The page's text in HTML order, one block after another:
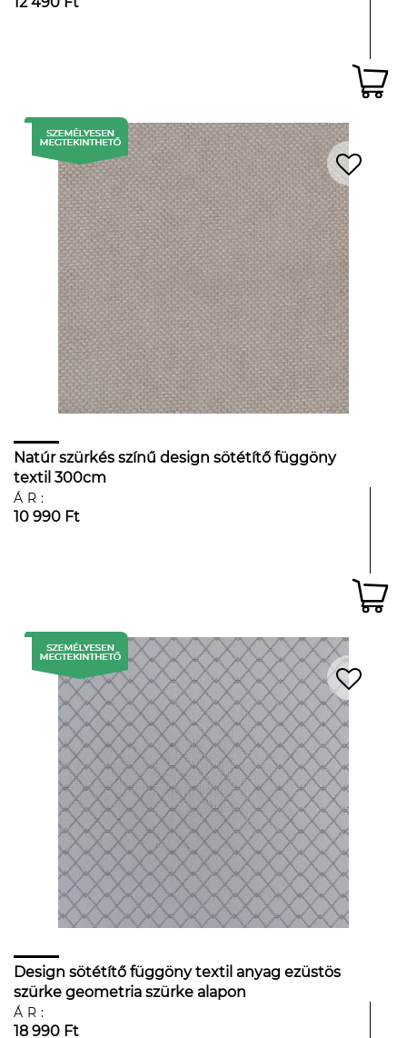
Natúr szürkés színű design sötétítő függöny
textil 300cm
ÁR:
10 990 Ft
Design sötétítő függöny textil anyag ezüstös
szürke geometria szürke alapon
ÁR:
18 990 Ft